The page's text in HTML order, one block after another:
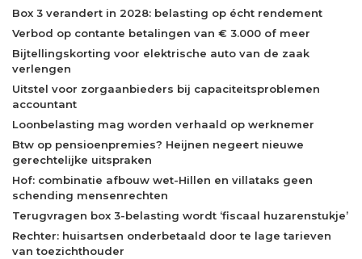
Box 3 verandert in 2028: belasting op écht rendement
Verbod op contante betalingen van € 3.000 of meer
Bijtellingskorting voor elektrische auto van de zaak
verlengen
Uitstel voor zorgaanbieders bij capaciteitsproblemen
accountant
Loonbelasting mag worden verhaald op werknemer
Btw op pensioenpremies? Heijnen negeert nieuwe
gerechtelijke uitspraken
Hof: combinatie afbouw wet-Hillen en villataks geen
schending mensenrechten
Terugvragen box 3-belasting wordt ‘fiscaal huzarenstukje’
Rechter: huisartsen onderbetaald door te lage tarieven
van toezichthouder